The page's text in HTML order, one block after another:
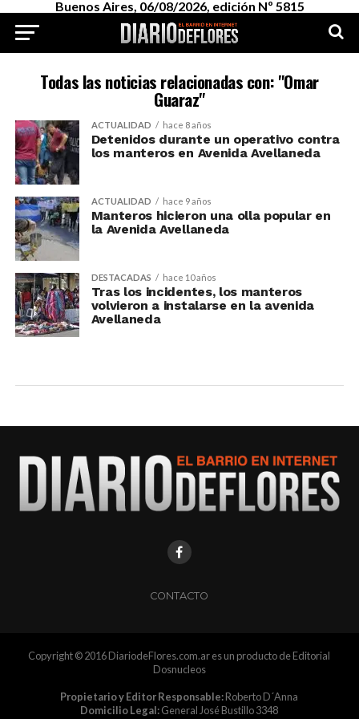
Buenos Aires, 06/08/2026, edición Nº 5815
Todas las noticias relacionadas con: "Omar
Guaraz"
ACTUALIDAD hace 8 años
Detenidos durante un operativo contra
los manteros en Avenida Avellaneda
ACTUALIDAD hace 9 años
Manteros hicieron una olla popular en
la Avenida Avellaneda
DESTACADAS hace 10 años
Tras los incidentes, los manteros
volvieron a instalarse en la avenida
Avellaneda
CONTACTO
Copyright © 2016 DiariodeFlores.com.ar es un producto de Editorial
Dosnucleos
Propietario y Editor Responsable:Roberto D´Anna
Domicilio Legal:General José Bustillo 3348